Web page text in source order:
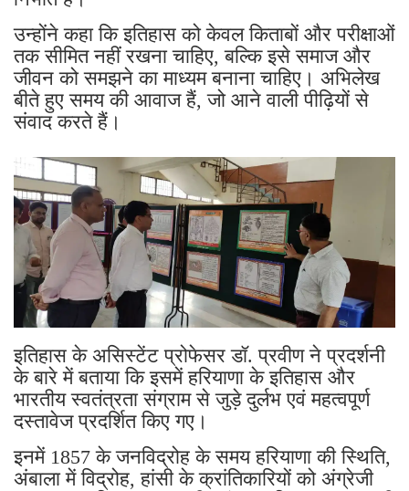
उन्होंने कहा कि इतिहास को केवल किताबों और परीक्षाओं
तक सीमित नहीं रखना चाहिए, बल्कि इसे समाज और
जीवन को समझने का माध्यम बनाना चाहिए। अभिलेख
बीते हुए समय की आवाज हैं, जो आने वाली पीढ़ियों से
संवाद करते हैं।
इतिहास के असिस्टेंट प्रोफेसर डॉ. प्रवीण ने प्रदर्शनी
के बारे में बताया कि इसमें हरियाणा के इतिहास और
भारतीय स्वतंत्रता संग्राम से जुड़े दुर्लभ एवं महत्वपूर्ण
दस्तावेज प्रदर्शित किए गए।
इनमें 1857 के जनविद्रोह के समय हरियाणा की स्थिति,
अंबाला में विद्रोह, हांसी के क्रांतिकारियों को अंग्रेजी